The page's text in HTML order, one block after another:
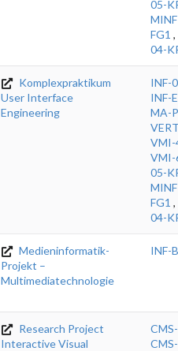
05-
FG1 ,
04-
Komplexpraktikum
User Interface
Engineering
INF-
INF-
MA-
VMI-
VMI-
05-
FG1 ,
04-
Medieninformatik-
Projekt –
Multimediatechnologie
INF-
Research Project
Interactive Visual